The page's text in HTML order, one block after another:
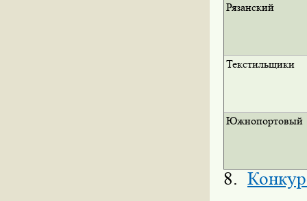
Рязанский
Текстильщики
Южнопортовый
8.